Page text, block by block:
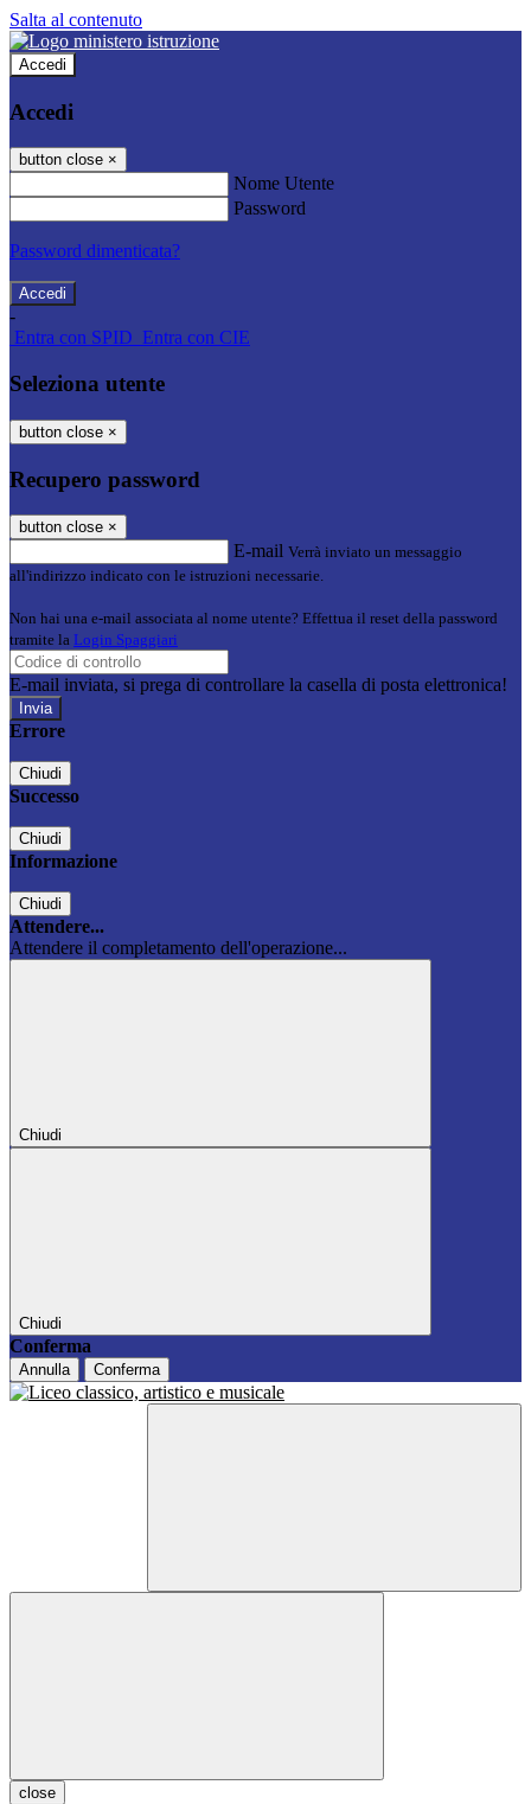
Salta al contenuto
Accedi
Accedi
button close ×
Nome Utente
Password
Password dimenticata?
-
Entra con SPID Entra con CIE
Seleziona utente
button close ×
Recupero password
button close ×
E-mail Verrà inviato un messaggio
all'indirizzo indicato con le istruzioni necessarie.
Non hai una e-mail associata al nome utente? Effettua il reset della password
tramite la Login Spaggiari
E-mail inviata, si prega di controllare la casella di posta elettronica!
Errore
Chiudi
Successo
Chiudi
Informazione
Chiudi
Attendere...
Attendere il completamento dell'operazione...
Chiudi
Chiudi
Conferma
Annulla Conferma
close